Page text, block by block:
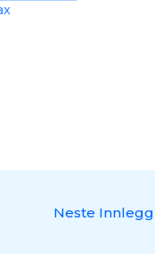
Neste Innlegg